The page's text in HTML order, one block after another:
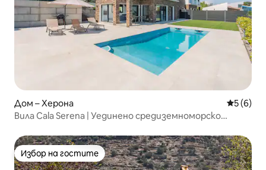
Дом – Херона Средна
5 (6)
Вила Cala Serena | Уединено средиземноморско
Избор на гостите
Избор на гостите